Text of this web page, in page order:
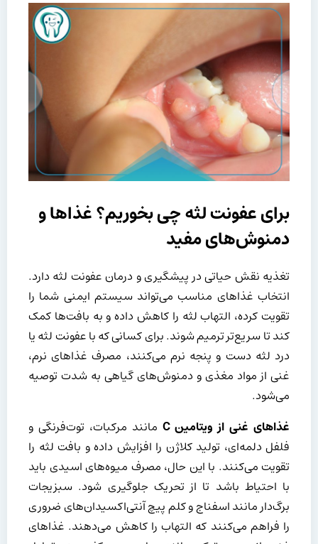
برای عفونت لثه چی بخوریم؟ غذاها و
دمنوش‌های مفید
تغذیه نقش حیاتی در پیشگیری و درمان عفونت لثه دارد.
انتخاب غذاهای مناسب می‌تواند سیستم ایمنی شما را
تقویت کرده، التهاب لثه را کاهش داده و به بافت‌ها کمک
کند تا سریع‌تر ترمیم شوند. برای کسانی که با عفونت لثه یا
درد لثه دست و پنجه نرم می‌کنند، مصرف غذاهای نرم،
غنی از مواد مغذی و دمنوش‌های گیاهی به شدت توصیه
می‌شود.
غذاهای غنی از ویتامینC مانند مرکبات، توت‌فرنگی و
فلفل دلمه‌ای، تولید کلاژن را افزایش داده و بافت لثه را
تقویت می‌کنند. با این حال، مصرف میوه‌های اسیدی باید
با احتیاط باشد تا از تحریک جلوگیری شود. سبزیجات
برگ‌دار مانند اسفناج و کلم پیچ آنتی‌اکسیدان‌های ضروری
را فراهم می‌کنند که التهاب را کاهش می‌دهند. غذاهای